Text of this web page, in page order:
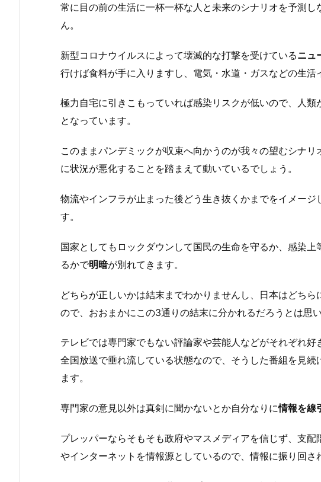
常に目の前の生活に一杯一杯な人と未来のシナリオを予測
ん。
新型コロナウイルスによって壊滅的な打撃を受けているニュ
行けば食料が手に入りますし、電気・水道・ガスなどの生活
極力自宅に引きこもっていれば感染リスクが低いので、人類
となっています。
このままパンデミックが収束へ向かうのが我々の望むシナ
に状況が悪化することを踏まえて動いているでしょう。
物流やインフラが止まった後どう生き抜くかまでをイメージ
す。
国家としてもロックダウンして国民の生命を守るか、感染
るかで明暗が別れてきます。
どちらが正しいかは結末までわかりませんし、日本はどちら
ので、おおまかにこの3通りの結末に分かれるだろうとは思い
テレビでは専門家でもない評論家や芸能人などがそれぞれ
全国放送で垂れ流している状態なので、そうした番組を見
ます。
専門家の意見以外は真剣に聞かないとか自分なりに情報を線
プレッパーならそもそも政府やマスメディアを信じず、支
やインターネットを情報源としているので、情報に振り回さ